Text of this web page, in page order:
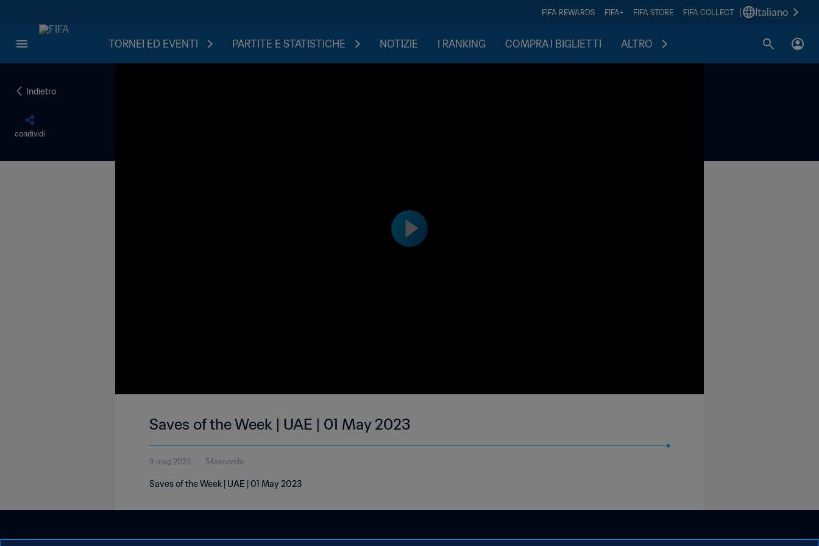
FIFA REWARDS FIFA+ FIFA STORE FIFA COLLECT Italiano
TORNEI ED EVENTI PARTITE E STATISTICHE NOTIZIE I RANKING COMPRA I BIGLIETTI ALTRO
Indietro
condividi
Saves of the Week | UAE | 01 May 2023
9 mag 2023 54secondo
Saves of the Week | UAE | 01 May 2023